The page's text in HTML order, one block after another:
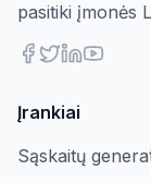
pasitiki įmonės
Įrankiai
Sąskaitų